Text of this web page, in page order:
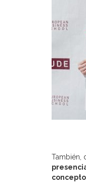
También,